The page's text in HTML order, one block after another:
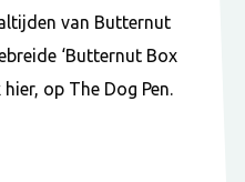
van Butternut
‘Butternut Box
op The Dog Pen.